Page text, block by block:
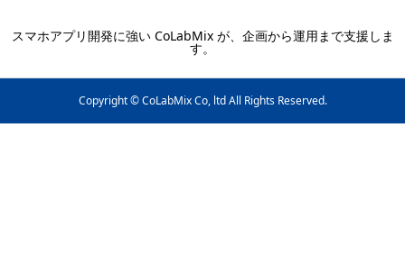
スマホアプリ開発に強い CoLabMix が、企画から運用まで支援しま
す。
Copyright © CoLabMix Co, ltd All Rights Reserved.